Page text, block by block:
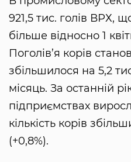
921,5 тис. голів ВРХ,
більше відносно 1
Поголів’я корів
збільшилося на 5,2
місяць. За останній
підприємствах
кількість корів
(+0,8%).